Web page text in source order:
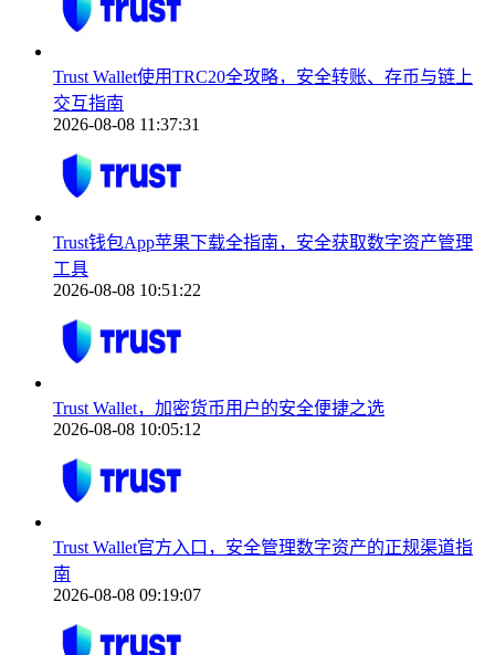
Trust Wallet使用TRC20全攻略，安全转账、存币与链上
交互指南
2026-08-08 11:37:31
Trust钱包App苹果下载全指南，安全获取数字资产管理
工具
2026-08-08 10:51:22
Trust Wallet，加密货币用户的安全便捷之选
2026-08-08 10:05:12
Trust Wallet官方入口，安全管理数字资产的正规渠道指
南
2026-08-08 09:19:07